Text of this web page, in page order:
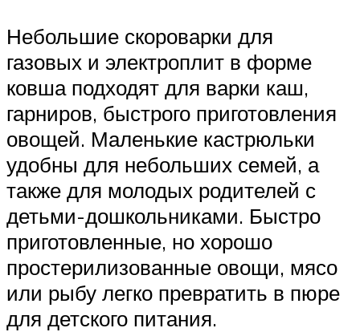
Небольшие скороварки для
газовых и электроплит в форме
ковша подходят для варки каш,
гарниров, быстрого приготовления
овощей. Маленькие кастрюльки
удобны для небольших семей, а
также для молодых родителей с
детьми-дошкольниками. Быстро
приготовленные, но хорошо
простерилизованные овощи, мясо
или рыбу легко превратить в пюре
для детского питания.